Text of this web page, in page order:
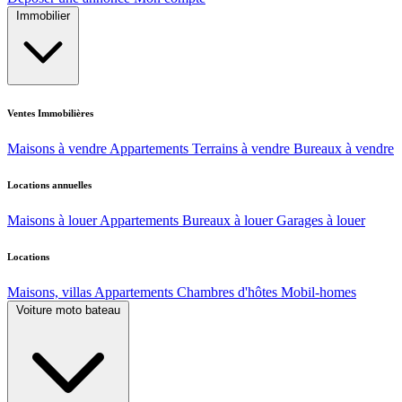
Immobilier
Ventes Immobilières
Maisons à vendre Appartements Terrains à vendre Bureaux à vendre
Locations annuelles
Maisons à louer Appartements Bureaux à louer Garages à louer
Locations
Maisons, villas Appartements Chambres d'hôtes Mobil-homes
Voiture moto bateau